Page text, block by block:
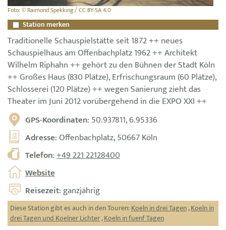
Foto: © Raimond Spekking / CC BY-SA 4.0
Station merken
Traditionelle Schauspielstätte seit 1872 ++ neues
Schauspielhaus am Offenbachplatz 1962 ++ Architekt
Wilhelm Riphahn ++ gehört zu den Bühnen der Stadt Köln
++ Großes Haus (830 Plätze), Erfrischungsraum (60 Plätze),
Schlosserei (120 Plätze) ++ wegen Sanierung zieht das
Theater im Juni 2012 vorübergehend in die EXPO XXI ++
GPS-Koordinaten: 50.937811, 6.95336
Adresse: Offenbachplatz, 50667 Köln
Telefon:+49 221 22128400
Website
Reisezeit: ganzjährig
Diese Station gibt es auch in den Touren:Koeln in drei Tagen,Koeln in
drei Tagen und Koelner Lichter,Koeln in fuenf Tagen